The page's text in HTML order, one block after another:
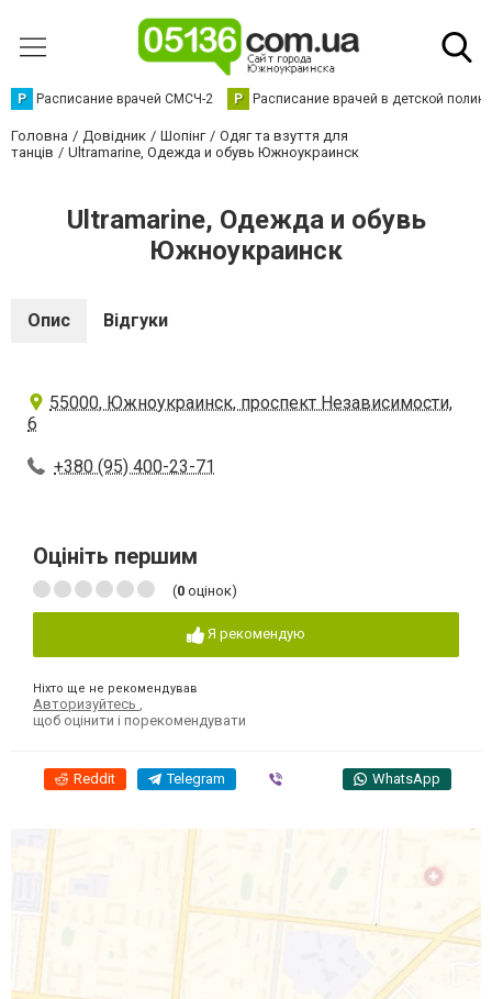
Р Расписание врачей СМСЧ-2 Р Расписание врачей в детской
Головна Довідник Шопінг
Одяг та взуття для
танців
Ultramarine, Одежда и обувь Южноукраинск
Ultramarine, Одежда и обувь
Южноукраинск
Опис Відгуки
55000, Южноукраинск, проспект Независимости,
6
+380 (95) 400-23-71
Оцініть першим
(0 оцінок)
Я рекомендую
Ніхто ще не рекомендував
Авторизуйтесь
щоб оцінити і порекомендувати
Reddit Telegram WhatsApp